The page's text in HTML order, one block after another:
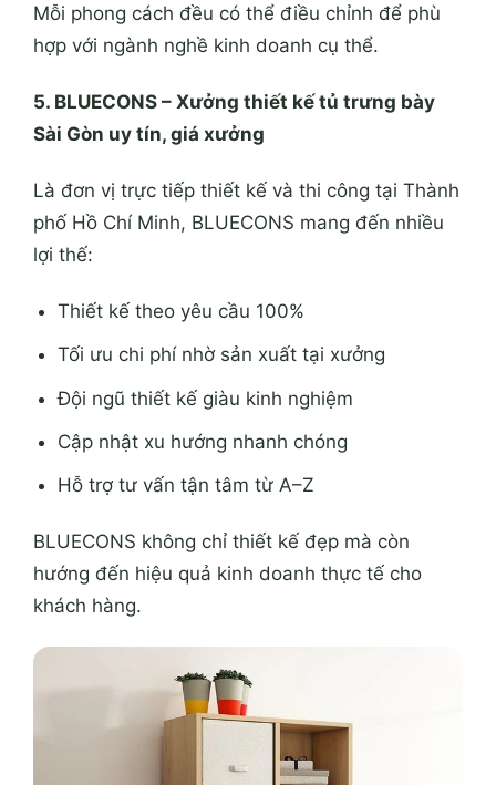
Mỗi phong cách đều có thể điều chỉnh để phù
hợp với ngành nghề kinh doanh cụ thể.
5. BLUECONS – Xưởng thiết kế tủ trưng bày
Sài Gòn uy tín, giá xưởng
Là đơn vị trực tiếp thiết kế và thi công tại Thành
phố Hồ Chí Minh, BLUECONS mang đến nhiều
lợi thế:
Thiết kế theo yêu cầu 100%
Tối ưu chi phí nhờ sản xuất tại xưởng
Đội ngũ thiết kế giàu kinh nghiệm
Cập nhật xu hướng nhanh chóng
Hỗ trợ tư vấn tận tâm từ A–Z
BLUECONS không chỉ thiết kế đẹp mà còn
hướng đến hiệu quả kinh doanh thực tế cho
khách hàng.